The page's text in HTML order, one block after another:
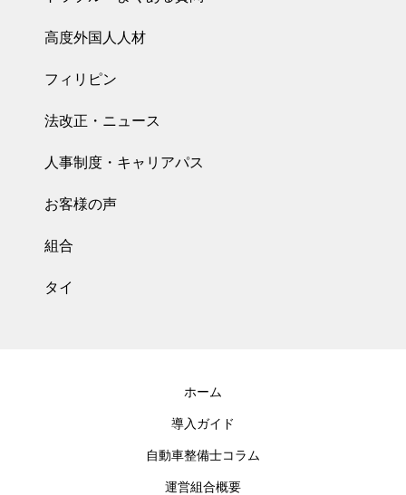
高度外国人人材
フィリピン
法改正・ニュース
人事制度・キャリアパス
お客様の声
組合
タイ
ホーム
導入ガイド
自動車整備士コラム
運営組合概要